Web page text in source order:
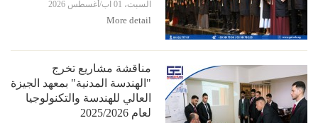
السبت، 01 آب/أغسطس 2026
More detail
مناقشة مشاريع تخرج
"الهندسة المدنية" بمعهد الجيزة
العالي للهندسة والتكنولوجيا
لعام 2025/2026